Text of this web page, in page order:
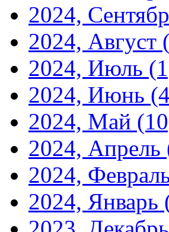
2024,
2024, Август
2024, Июль
2024, Июнь
2024, Май
2024, Апрель
2024,
2024, Январь